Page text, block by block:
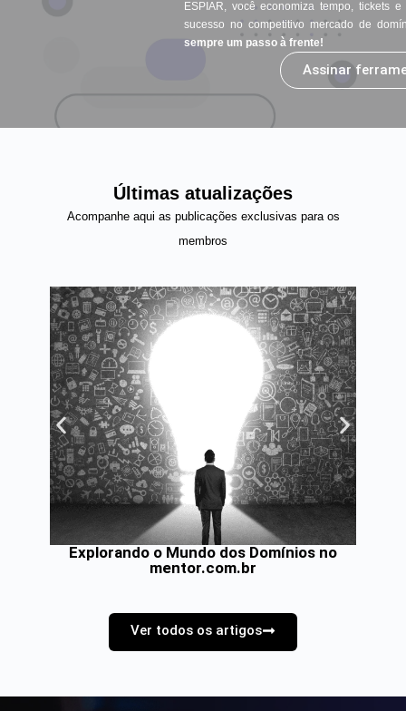
ESPIAR, você economiza tempo, tickets
sucesso no competitivo mercado de
sempre um passo à frente!
Assinar
Últimas atualizações
Acompanhe aqui as publicações exclusivas para os
membros
Explorando o Mundo dos Domínios no
mentor.com.br
Ver todos os artigos